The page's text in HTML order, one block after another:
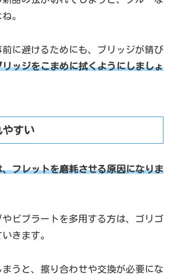
。
に避けるためにも、ブリッジが錆び
リッジをこまめに拭くようにしましょ
やすい
フレットを磨耗させる原因になりま
ビブラートを多用する方は、ゴリゴ
きます。
うと、擦り合わせや交換が必要にな